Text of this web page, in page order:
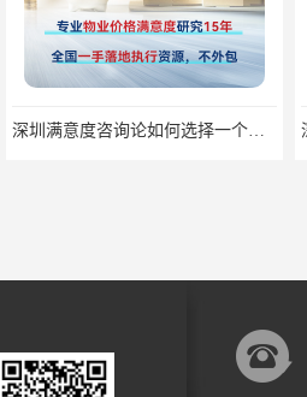
深圳满意度咨询论公众服务满意度调查的意义